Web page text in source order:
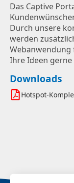
Das Captive
Durch unsere
werden
Ihre Ideen
Downloads
Hotspot-